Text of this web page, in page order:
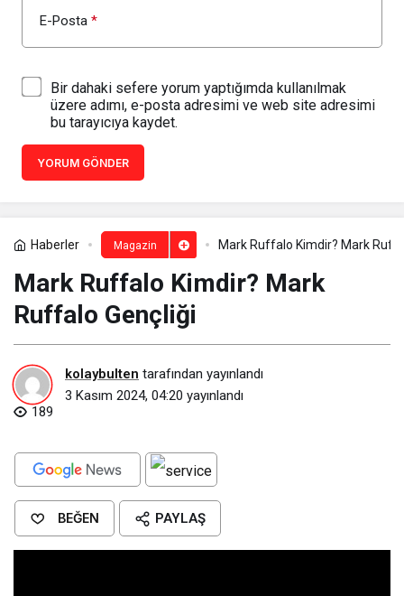
E-Posta *
Bir dahaki sefere yorum yaptığımda kullanılmak
üzere adımı, e-posta adresimi ve web site adresimi
bu tarayıcıya kaydet.
YORUM GÖNDER
Haberler Magazin Mark Ruffalo Kimdir? Mark
Mark Ruffalo Kimdir? Mark
Ruffalo Gençliği
kolaybulten tarafından yayınlandı
3 Kasım 2024, 04:20 yayınlandı
189
BEĞEN PAYLAŞ